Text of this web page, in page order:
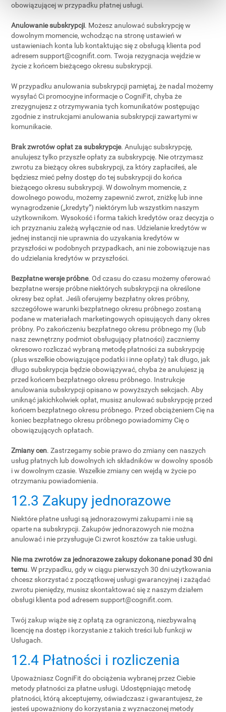
obowiązującej w przypadku płatnej usługi.
Anulowanie subskrypcji. Możesz anulować subskrypcję w
dowolnym momencie, wchodząc na stronę ustawień w
ustawieniach konta lub kontaktując się z obsługą klienta pod
adresem support@cognifit.com. Twoja rezygnacja wejdzie w
życie z końcem bieżącego okresu subskrypcji.
W przypadku anulowania subskrypcji pamiętaj, że nadal możemy
wysyłać Ci promocyjne informacje o CogniFit, chyba że
zrezygnujesz z otrzymywania tych komunikatów postępując
zgodnie z instrukcjami anulowania subskrypcji zawartymi w
komunikacie.
Brak zwrotów opłat za subskrypcje. Anulując subskrypcję,
anulujesz tylko przyszłe opłaty za subskrypcję. Nie otrzymasz
zwrotu za bieżący okres subskrypcji, za który zapłaciłeś, ale
będziesz mieć pełny dostęp do tej subskrypcji do końca
bieżącego okresu subskrypcji. W dowolnym momencie, z
dowolnego powodu, możemy zapewnić zwrot, zniżkę lub inne
wynagrodzenie („kredyty”) niektórym lub wszystkim naszym
użytkownikom. Wysokość i forma takich kredytów oraz decyzja o
ich przyznaniu zależą wyłącznie od nas. Udzielanie kredytów w
jednej instancji nie uprawnia do uzyskania kredytów w
przyszłości w podobnych przypadkach, ani nie zobowiązuje nas
do udzielania kredytów w przyszłości.
Bezpłatne wersje próbne. Od czasu do czasu możemy oferować
bezpłatne wersje próbne niektórych subskrypcji na określone
okresy bez opłat. Jeśli oferujemy bezpłatny okres próbny,
szczegółowe warunki bezpłatnego okresu próbnego zostaną
podane w materiałach marketingowych opisujących dany okres
próbny. Po zakończeniu bezpłatnego okresu próbnego my (lub
nasz zewnętrzny podmiot obsługujący płatności) zaczniemy
okresowo rozliczać wybraną metodę płatności za subskrypcję
(plus wszelkie obowiązujące podatki i inne opłaty) tak długo, jak
długo subskrypcja będzie obowiązywać, chyba że anulujesz ją
przed końcem bezpłatnego okresu próbnego. Instrukcje
anulowania subskrypcji opisano w powyższych sekcjach. Aby
uniknąć jakichkolwiek opłat, musisz anulować subskrypcję przed
końcem bezpłatnego okresu próbnego. Przed obciążeniem Cię na
koniec bezpłatnego okresu próbnego powiadomimy Cię o
obowiązujących opłatach.
Zmiany cen. Zastrzegamy sobie prawo do zmiany cen naszych
usług płatnych lub dowolnych ich składników w dowolny sposób
i w dowolnym czasie. Wszelkie zmiany cen wejdą w życie po
otrzymaniu powiadomienia.
12.3 Zakupy jednorazowe
Niektóre płatne usługi są jednorazowymi zakupami i nie są
oparte na subskrypcji. Zakupów jednorazowych nie można
anulować i nie przysługuje Ci zwrot kosztów za takie usługi.
Nie ma zwrotów za jednorazowe zakupy dokonane ponad 30 dni
temu. W przypadku, gdy w ciągu pierwszych 30 dni użytkowania
chcesz skorzystać z początkowej usługi gwarancyjnej i zażądać
zwrotu pieniędzy, musisz skontaktować się z naszym działem
obsługi klienta pod adresem support@cognifit.com.
Twój zakup wiąże się z opłatą za ograniczoną, niezbywalną
licencję na dostęp i korzystanie z takich treści lub funkcji w
Usługach.
12.4 Płatności i rozliczenia
Upoważniasz CogniFit do obciążenia wybranej przez Ciebie
metody płatności za płatne usługi. Udostępniając metodę
płatności, którą akceptujemy, oświadczasz i gwarantujesz, że
jesteś upoważniony do korzystania z wyznaczonej metody